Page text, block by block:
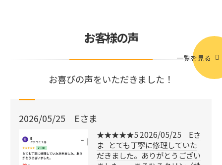
お客様の声
お喜びの声をいただきました！
一覧を見る
2026/05/25 Eさま
★★★★★5 2026/05/25 Eさ
ま とても丁寧に修理していた
だきました。ありがとうござい